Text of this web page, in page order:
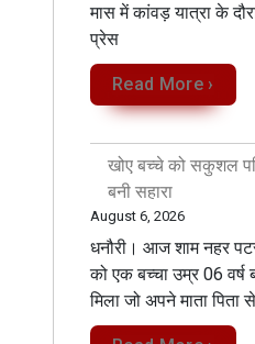
मास में कांवड़ यात्रा के
प्रेस
Read More ›
खोए बच्चे को सकुशल
बनी सहारा
August 6, 2026
धनौरी। आज शाम नहर
को एक बच्चा उम्र 06
मिला जो अपने माता